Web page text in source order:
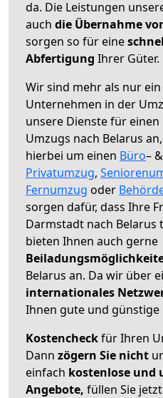
da. Die Leistungen
auch die Übernahme
sorgen so für eine
Abfertigung Ihrer Güter.
Wir sind mehr als nur
Unternehmen in der
unsere Dienste für
Umzugs nach Belarus
hierbei um einen Büro– &
Privatumzug,
Fernumzug oder
sorgen dafür, dass Ihre
Darmstadt nach
bieten Ihnen auch gerne
Belarus an. Da wir über
internationales
Ihnen gute und günstige
Kostencheckfür Ihren
Dann zögern Sie nicht
einfach kostenlose und
Angebote, füllen Sie